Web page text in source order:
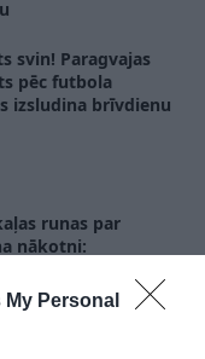
Personal
svin! Paragvajas
pēc futbola
izsludina brīvdienu
runas par
nākotni: